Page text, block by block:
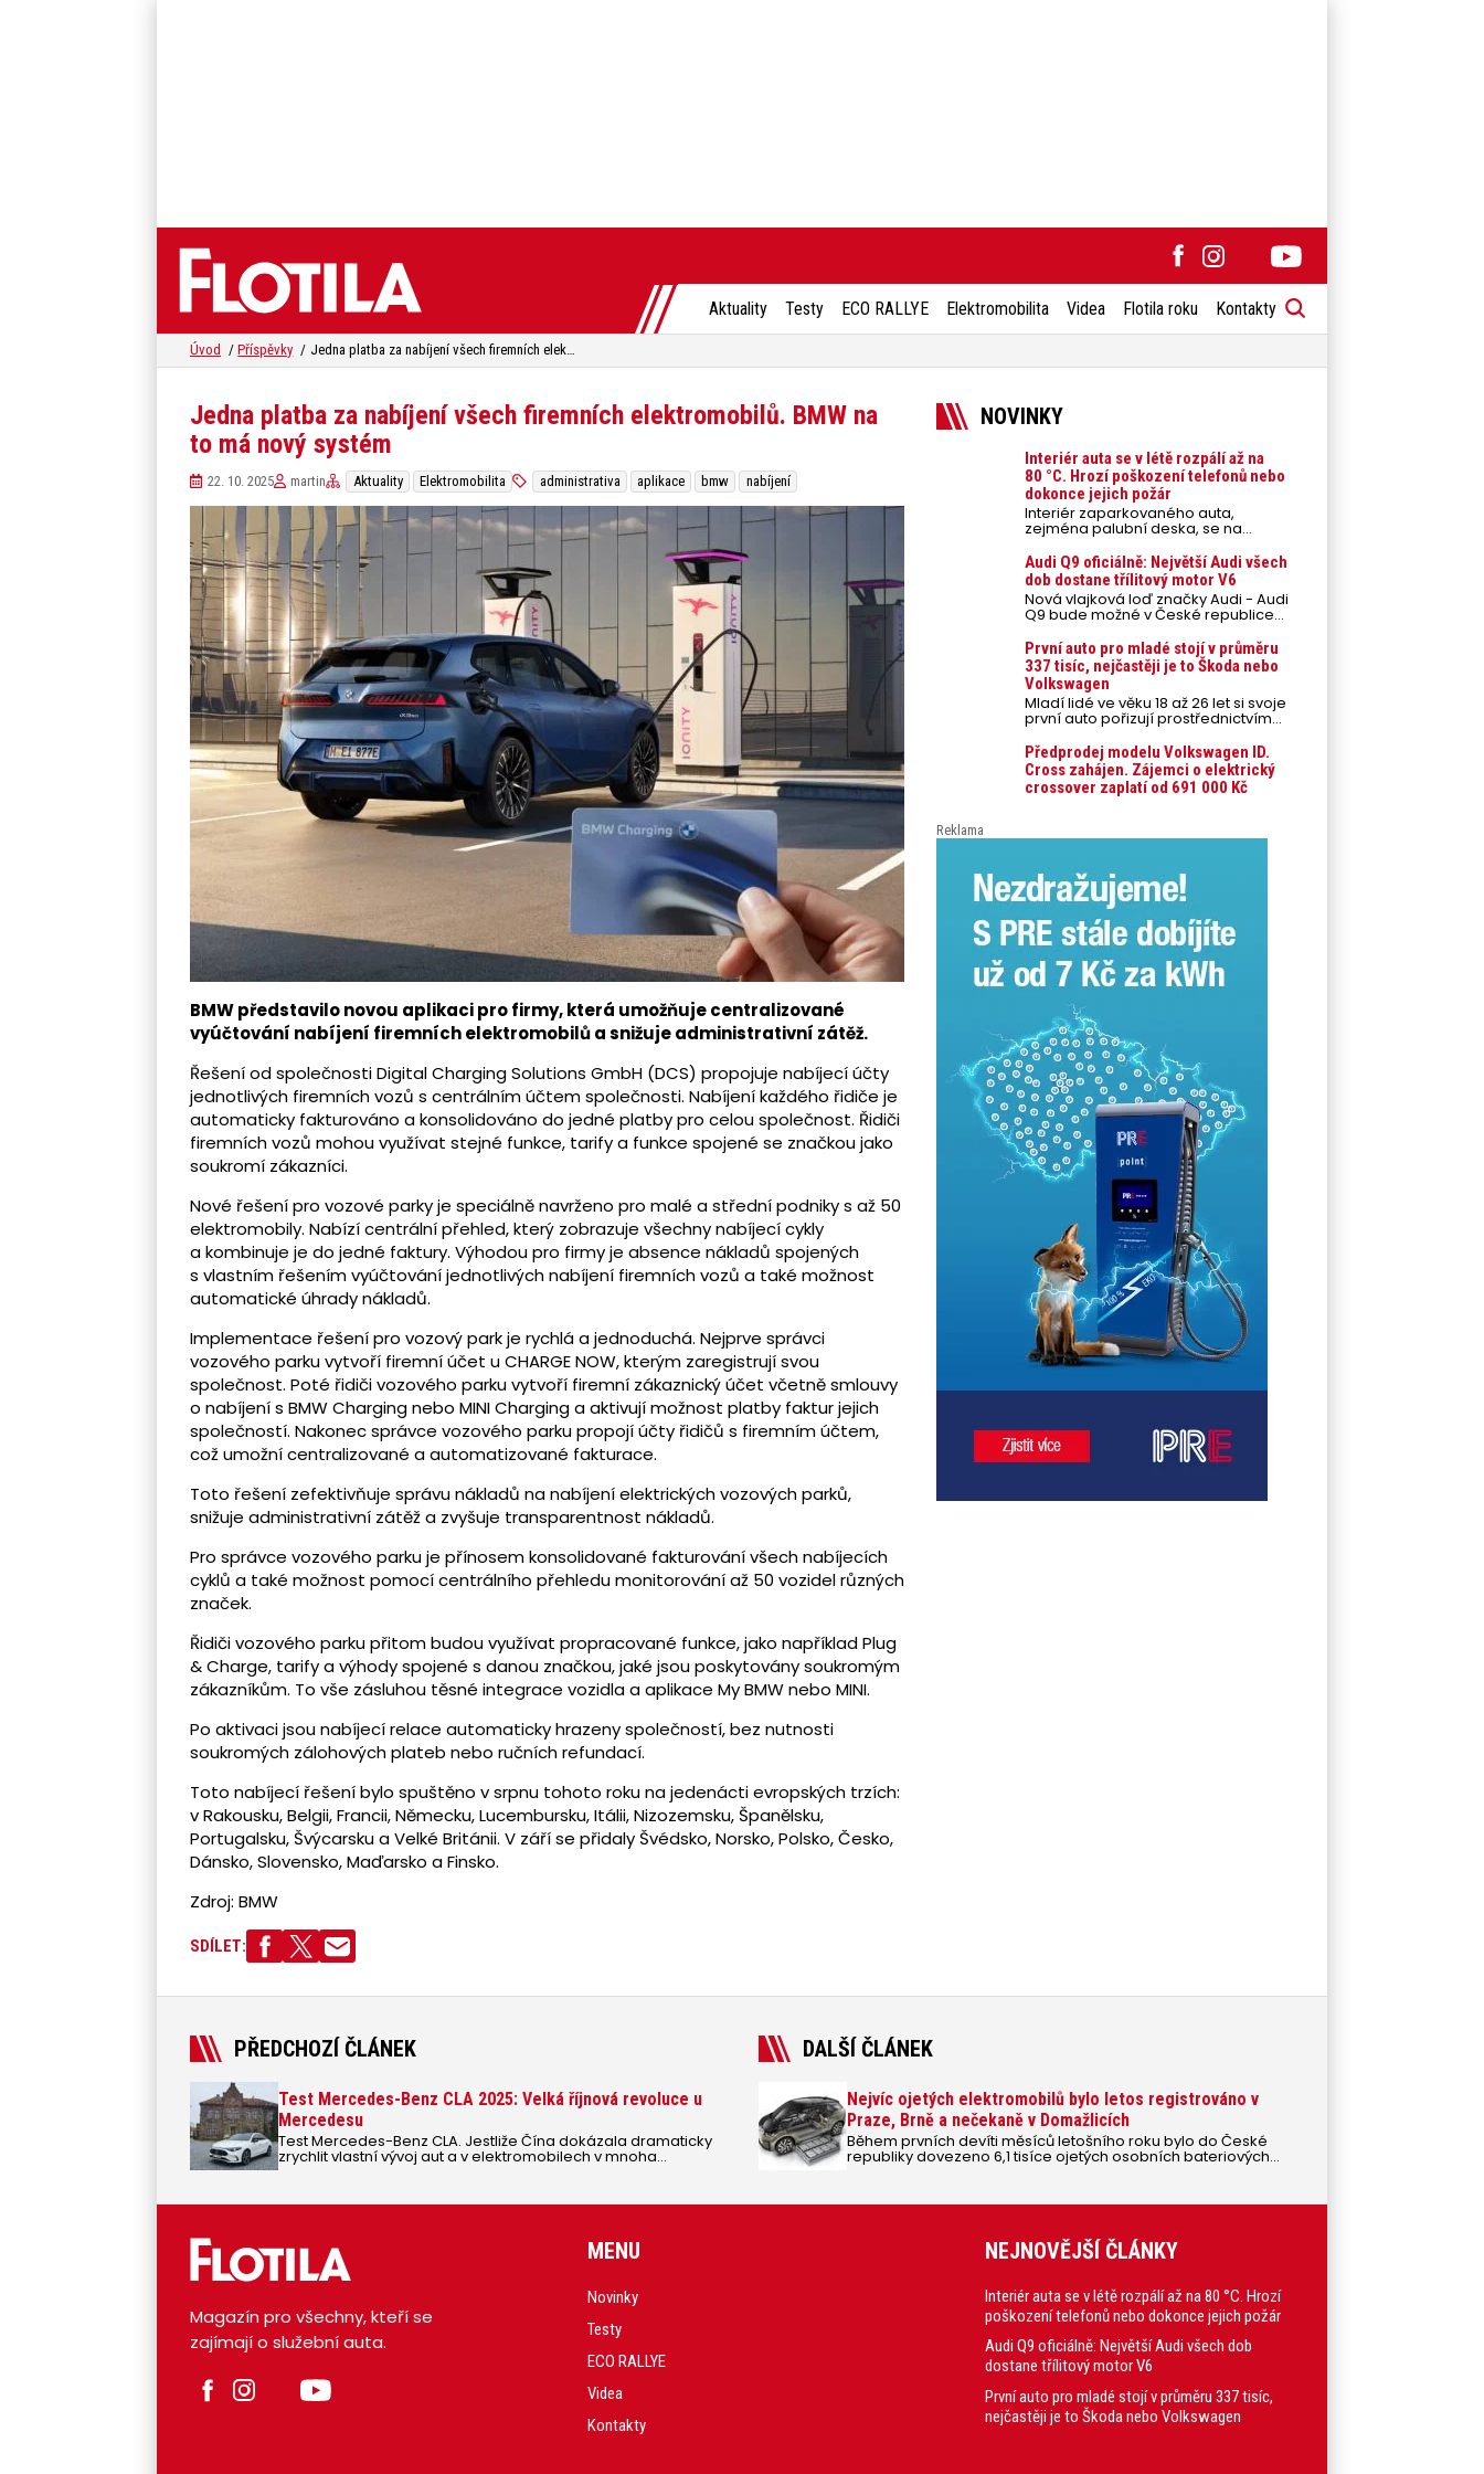
Aktuality Testy ECO RALLYE Elektromobilita Videa Flotila roku Kontakty
Úvod Příspěvky Jedna platba za nabíjení všech firemních elektromobilů. BMW na to má nový systém
Jedna platba za nabíjení všech firemních elektromobilů. BMW na
to má nový systém
22. 10. 2025 martin Aktuality Elektromobilita administrativa aplikace bmw nabíjení
BMW představilo novou aplikaci pro firmy, která umožňuje centralizované
vyúčtování nabíjení firemních elektromobilů a snižuje administrativní zátěž.
Řešení od společnosti Digital Charging Solutions GmbH (DCS) propojuje nabíjecí účty
jednotlivých firemních vozů s centrálním účtem společnosti. Nabíjení každého řidiče je
automaticky fakturováno a konsolidováno do jedné platby pro celou společnost. Řidiči
firemních vozů mohou využívat stejné funkce, tarify a funkce spojené se značkou jako
soukromí zákazníci.
Nové řešení pro vozové parky je speciálně navrženo pro malé a střední podniky s až 50
elektromobily. Nabízí centrální přehled, který zobrazuje všechny nabíjecí cykly
a kombinuje je do jedné faktury. Výhodou pro firmy je absence nákladů spojených
s vlastním řešením vyúčtování jednotlivých nabíjení firemních vozů a také možnost
automatické úhrady nákladů.
Implementace řešení pro vozový park je rychlá a jednoduchá. Nejprve správci
vozového parku vytvoří firemní účet u CHARGE NOW, kterým zaregistrují svou
společnost. Poté řidiči vozového parku vytvoří firemní zákaznický účet včetně smlouvy
o nabíjení s BMW Charging nebo MINI Charging a aktivují možnost platby faktur jejich
společností. Nakonec správce vozového parku propojí účty řidičů s firemním účtem,
což umožní centralizované a automatizované fakturace.
Toto řešení zefektivňuje správu nákladů na nabíjení elektrických vozových parků,
snižuje administrativní zátěž a zvyšuje transparentnost nákladů.
Pro správce vozového parku je přínosem konsolidované fakturování všech nabíjecích
cyklů a také možnost pomocí centrálního přehledu monitorování až 50 vozidel různých
značek.
Řidiči vozového parku přitom budou využívat propracované funkce, jako například Plug
& Charge, tarify a výhody spojené s danou značkou, jaké jsou poskytovány soukromým
zákazníkům. To vše zásluhou těsné integrace vozidla a aplikace My BMW nebo MINI.
Po aktivaci jsou nabíjecí relace automaticky hrazeny společností, bez nutnosti
soukromých zálohových plateb nebo ručních refundací.
Toto nabíjecí řešení bylo spuštěno v srpnu tohoto roku na jedenácti evropských trzích:
v Rakousku, Belgii, Francii, Německu, Lucembursku, Itálii, Nizozemsku, Španělsku,
Portugalsku, Švýcarsku a Velké Británii. V září se přidaly Švédsko, Norsko, Polsko, Česko,
Dánsko, Slovensko, Maďarsko a Finsko.
Zdroj: BMW
SDÍLET:
NOVINKY
Interiér auta se v létě rozpálí až na
80 °C. Hrozí poškození telefonů nebo
dokonce jejich požár
Interiér zaparkovaného auta,
zejména palubní deska, se na
přímém slunci může během letních
veder rozpálit až na 80 °C. Takové
teploty představují nebezpečí pro
odložené mobilní telefony,
powerbanky nebo notebooky. Můžou
urychlit stárnutí baterií, poškodit
případech i zvýšit riziko požáru.
Audi Q9 oficiálně: Největší Audi všech
dob dostane třílitový motor V6
Nová vlajková loď značky Audi - Audi
Q9 bude možné v České republice
objednávat od prvního srpnového
týdne 2026, kde budou oznámeny
také české ceny.
První auto pro mladé stojí v průměru
337 tisíc, nejčastěji je to Škoda nebo
Volkswagen
Mladí lidé ve věku 18 až 26 let si svoje
první auto pořizují prostřednictvím
úvěrového financování jako ojeté. Je
to tak u 93,3 % lidí, jen 6,7 % si pořídí
nové auto. Průměrná pořizovací
cena vozu dosahuje 337 tisíc korun a
průměrná financovaná částka
posledních 10 let (2016–2026).
Předprodej modelu Volkswagen ID.
Cross zahájen. Zájemci o elektrický
crossover zaplatí od 691 000 Kč
Reklama
PŘEDCHOZÍ ČLÁNEK
Test Mercedes-Benz CLA 2025: Velká říjnová revoluce u
Mercedesu
Test Mercedes-Benz CLA. Jestliže Čína dokázala dramaticky
zrychlit vlastní vývoj aut a v elektromobilech v mnoha
ohledech vítězila nad Evropou, tak v podobě vozu Mercedes-
technologický skok hlavně kvůli své efektivitě a revoluční
DALŠÍ ČLÁNEK
Nejvíc ojetých elektromobilů bylo letos registrováno v
Praze, Brně a nečekaně v Domažlicích
Během prvních devíti měsíců letošního roku bylo do České
republiky dovezeno 6,1 tisíce ojetých osobních bateriových
elektromobilů – více než za celé dva předchozí roky
Magazín pro všechny, kteří se
zajímají o služební auta.
MENU
Novinky
Testy
ECO RALLYE
Videa
Kontakty
NEJNOVĚJŠÍ ČLÁNKY
Interiér auta se v létě rozpálí až na 80 °C. Hrozí
poškození telefonů nebo dokonce jejich požár
Audi Q9 oficiálně: Největší Audi všech dob
dostane třílitový motor V6
První auto pro mladé stojí v průměru 337 tisíc,
nejčastěji je to Škoda nebo Volkswagen